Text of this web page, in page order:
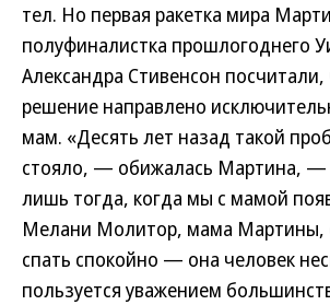
тел. Но первая ракетка мира
полуфиналистка прошлогоднего
Александра Стивенсон посчитали,
решение направлено
мам. «Десять лет назад такой
стояло, — обижалась Мартина, —
лишь тогда, когда мы с мамой
Мелани Молитор, мама Мартины,
спать спокойно — она человек
пользуется уважением